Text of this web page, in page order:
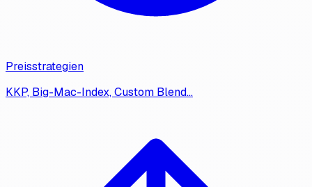
Preisstrategien
KKP, Big-Mac-Index, Custom Blend…